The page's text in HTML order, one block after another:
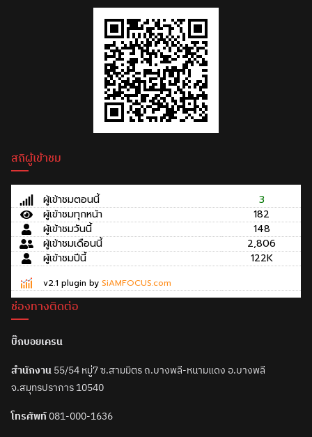
สถิผู้เข้าชม
ผู้เข้าชมตอนนี้
3
ผู้เข้าชมทุกหน้า
182
ผู้เข้าชมวันนี้
148
ผู้เข้าชมเดือนนี้
2,806
ผู้เข้าชมปีนี้
122K
v2.1 plugin by SiAMFOCUS.com
ช่องทางติดต่อ
บิ๊กบอยเครน
สำนักงาน 55/54 หมู่7 ซ.สามมิตร ถ.บางพลี-หนามแดง อ.บางพลี
จ.สมุทรปราการ 10540
โทรศัพท์081-000-1636